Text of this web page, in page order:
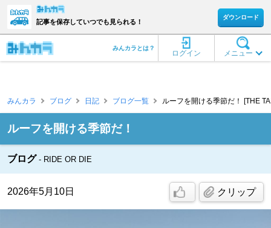
記事を保存していつでも見られる！
ダウンロード
メニュー
ログイン
みんカラとは？
みんカラ ブログ 日記 ブログ一覧 ルーフを開ける季節だ！ [THE
ルーフを開ける季節だ！
ブログ RIDE OR DIE
2026年5月10日 クリップ